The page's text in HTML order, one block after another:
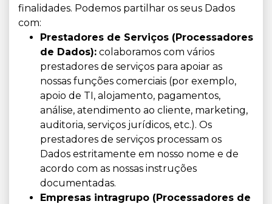
finalidades. Podemos partilhar os seus Dados
com:
Prestadores de Serviços (Processadores
de Dados): colaboramos com vários
prestadores de serviços para apoiar as
nossas funções comerciais (por exemplo,
apoio de TI, alojamento, pagamentos,
análise, atendimento ao cliente, marketing,
auditoria, serviços jurídicos, etc.). Os
prestadores de serviços processam os
Dados estritamente em nosso nome e de
acordo com as nossas instruções
documentadas.
Empresas intragrupo (Processadores de